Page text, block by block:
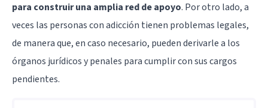
para construir una amplia red de apoyo. Por otro lado, a
veces las personas con adicción tienen problemas legales,
de manera que, en caso necesario, pueden derivarle a los
órganos jurídicos y penales para cumplir con sus cargos
pendientes.